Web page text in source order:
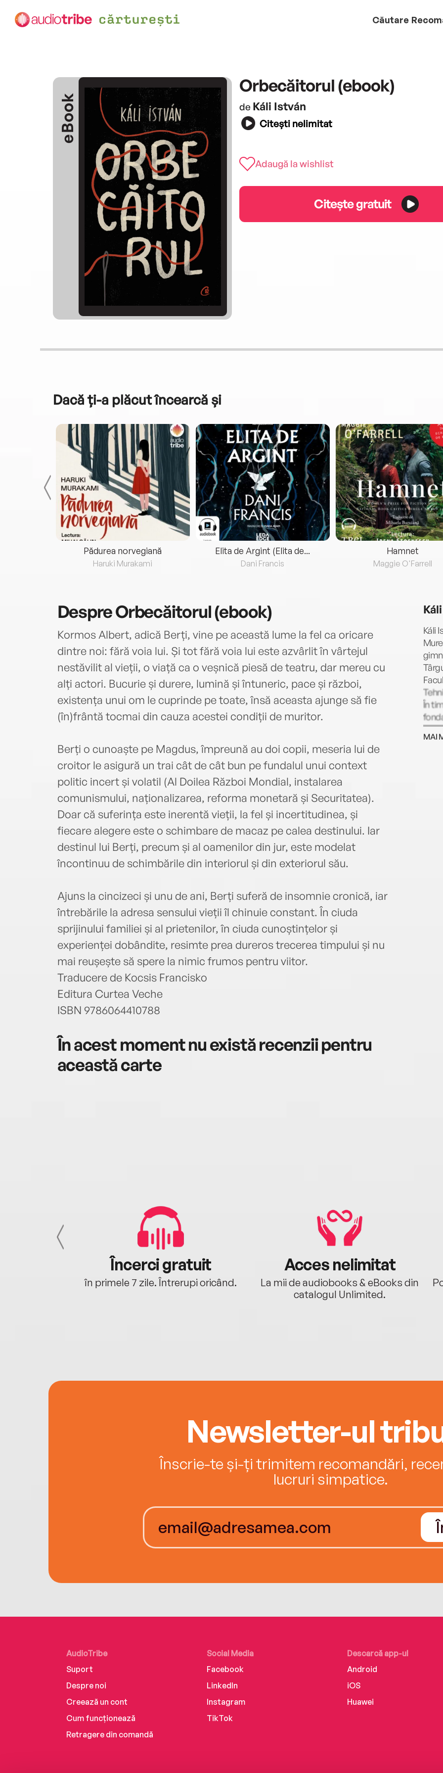
Căutare
eBook
Orbecăitorul (ebook)
de Káli István
Citești nelimitat
Adaugă la wishlist
Citește gratuit
Dacă ți-a plăcut încearcă și
Pădurea norvegiană
Haruki Murakami
Elita de Argint (Elita de...
Dani Francis
Hamnet
Maggie O'Farrell
DespreOrbecăitorul (ebook)
Kormos Albert, adică Berți, vine pe această lume la fel ca oricare
dintre noi: fără voia lui. Și tot fără voia lui este azvârlit în vârtejul
nestăvilit al vieții, o viață ca o veșnică piesă de teatru, dar mereu cu
alți actori. Bucurie și durere, lumină și întuneric, pace și război,
existența unui om le cuprinde pe toate, însă aceasta ajunge să fie
(în)frântă tocmai din cauza acestei condiții de muritor.
Berți o cunoaște pe Magdus, împreună au doi copii, meseria lui de
croitor le asigură un trai cât de cât bun pe fundalul unui context
politic incert și volatil (Al Doilea Război Mondial, instalarea
comunismului, naționalizarea, reforma monetară și Securitatea).
Doar că suferința este inerentă vieții, la fel și incertitudinea, și
fiecare alegere este o schimbare de macaz pe calea destinului. Iar
destinul lui Berți, precum și al oamenilor din jur, este modelat
încontinuu de schimbările din interiorul și din exteriorul său.
Ajuns la cincizeci și unu de ani, Berți suferă de insomnie cronică, iar
întrebările la adresa sensului vieții îl chinuie constant. În ciuda
sprijinului familiei și al prietenilor, în ciuda cunoștințelor și
experienței dobândite, resimte prea dureros trecerea timpului și nu
mai reușește să spere la nimic frumos pentru viitor.
Traducere de Kocsis Francisko
Editura Curtea Veche
ISBN 9786064410788
În acest moment nu există recenzii pentru
această carte
Káli
În
MAI
Încerci gratuit
în primele 7 zile. Întrerupi oricând.
Acces nelimitat
La mii de audiobooks & eBooks din
catalogul Unlimited.
Newsletter-ul
Înscrie-te și-ți trimitem recomandări,
lucruri simpatice.
AudioTribe
Suport
Despre noi
Creează un cont
Cum funcționează
Retragere din comandă
Social Media
Facebook
LinkedIn
Instagram
TikTok
Descarcă app-ul
Android
iOS
Huawei